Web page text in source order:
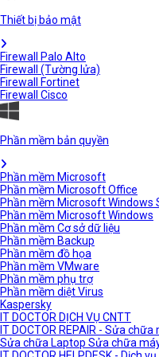
Thiết bị bảo mật
Firewall Palo Alto
Firewall (Tường lửa)
Firewall Fortinet
Firewall Cisco
Phần mềm bản quyền
Phần mềm Microsoft
Phần mềm Microsoft Office
Phần mềm Microsoft Windows
Phần mềm Microsoft Windows
Phần mềm Cơ sở dữ liệu
Phần mềm Backup
Phần mềm đồ họa
Phần mềm VMware
Phần mềm phụ trợ
Phần mềm diệt Virus
Kaspersky
IT DOCTOR DỊCH VỤ CNTT
IT DOCTOR REPAIR - Sửa chữa
Sửa chữa Laptop Sửa chữa